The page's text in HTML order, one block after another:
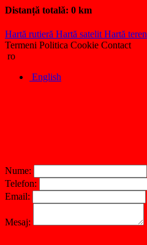
Distanță totală: 0 km
Hartă rutieră Hartă satelit Hartă teren
Termeni Politica Cookie Contact
ro
English
Nume:
Telefon:
Email:
Mesaj: